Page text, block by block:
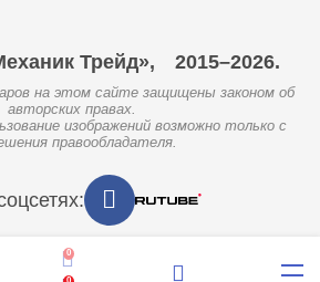
Трейд», 2015–2026.
на этом сайте защищены законом об
авторских правах.
изображений возможно только с
правообладателя.
0